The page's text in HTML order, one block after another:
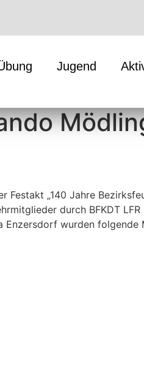
Jugend
„140 Jahre
durch BFKDT
Enzersdorf wurden